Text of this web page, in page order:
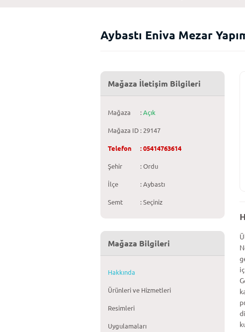
Aybastı Eniva Mezar
Mağaza İletişim Bilgileri
Mağaza : Açık
Mağaza ID : 29147
Telefon : 05414763614
Şehir : Ordu
İlçe : Aybastı
Semt : Seçiniz
Mağaza Bilgileri
Hakkında
Ürünleri ve Hizmetleri
Resimleri
Uygulamaları